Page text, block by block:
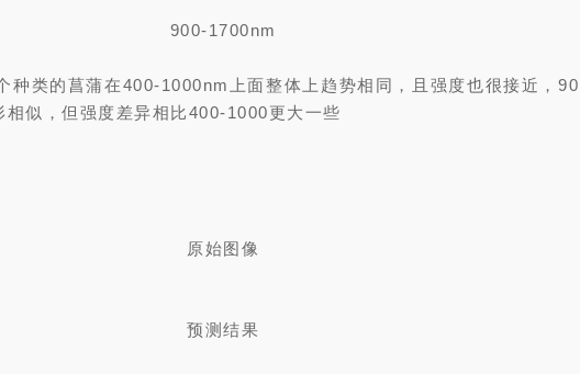
900-1700nm
种类的菖蒲在400-1000nm上面整体上趋势相同，且强度也很接近，90
似，但强度差异相比400-1000更大一些
原始图像
预测结果